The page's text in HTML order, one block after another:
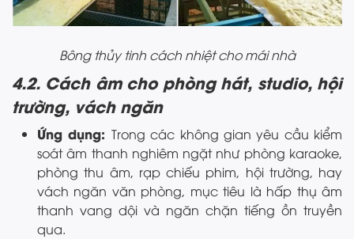
Bông thủy tinh cách nhiệt cho mái nhà
4.2. Cách âm cho phòng hát, studio, hội
trường, vách ngăn
Ứng dụng: Trong các không gian yêu cầu kiểm
soát âm thanh nghiêm ngặt như phòng karaoke,
phòng thu âm, rạp chiếu phim, hội trường, hay
vách ngăn văn phòng, mục tiêu là hấp thụ âm
thanh vang dội và ngăn chặn tiếng ồn truyền
qua.